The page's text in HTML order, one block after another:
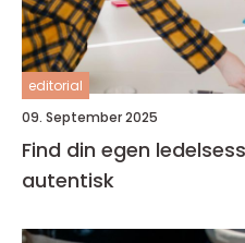
editorial
09. September 2025
Find din egen
autentisk